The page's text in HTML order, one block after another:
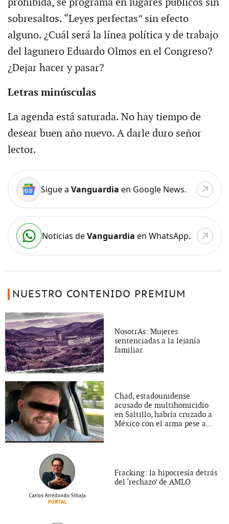
prohibida, se programa en lugares públicos sin
sobresaltos. “Leyes perfectas” sin efecto
alguno. ¿Cuál será la línea política y de trabajo
del lagunero Eduardo Olmos en el Congreso?
¿Dejar hacer y pasar?
Letras minúsculas
La agenda está saturada. No hay tiempo de
desear buen año nuevo. A darle duro señor
lector.
Sigue a Vanguardia en Google News.
Noticias deVanguardia en WhatsApp.
NUESTRO CONTENIDO PREMIUM
NosotrAs: Mujeres
sentenciadas a la lejanía
familiar
Chad, estadounidense
acusado de multihomicidio
en Saltillo, habría cruzado a
México con el arma pese a...
Fracking: la hipocresía detrás
del ‘rechazo’ de AMLO